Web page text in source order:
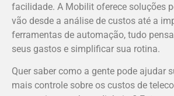
facilidade. A Mobilit oferece soluções
vão desde a análise de custos até a
ferramentas de automação, tudo
seus gastos e simplificar sua rotina.
Quer saber como a gente pode ajudar
mais controle sobre os custos de